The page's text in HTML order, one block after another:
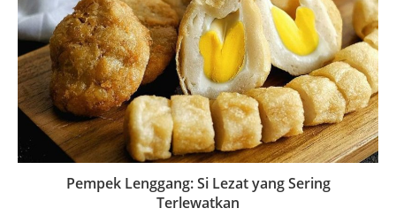
Pempek Lenggang: Si Lezat yang Sering
Terlewatkan